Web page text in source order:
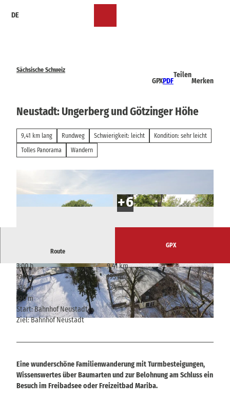
DE
Sächsische Schweiz
GPXPDF
Teilen
Merken
Neustadt: Ungerberg und Götzinger Höhe
9,41 km lang Rundweg Schwierigkeit: leicht
Kondition: sehr leicht
Tolles Panorama
Wandern
© Hans Fineart, Tourismusverband Sächsische Schweiz
© A. Wolf TI Neustadt/Sachsen, Tourismusverb
and Sächsische Schweiz
© A. Wolf TI Neustadt/Sachsen, Tourismusverb
and Sächsische Schweiz
Route
GPX
3:00 h
9,41 km
193 m
193 m
334 m
524 m
190 m
Start: Bahnhof Neustadt
Ziel: Bahnhof Neustadt
Eine wunderschöne Familienwanderung mit Turmbesteigungen,
Wissenswertes über Baumarten und zur Belohnung am Schluss ein
Besuch im Freibadsee oder Freizeitbad Mariba.